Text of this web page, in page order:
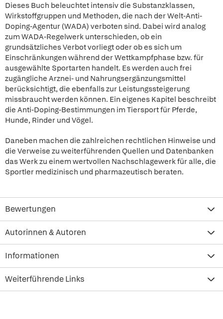
Dieses Buch beleuchtet intensiv die Substanzklassen,
Wirkstoffgruppen und Methoden, die nach der Welt-Anti-
Doping-Agentur (WADA) verboten sind. Dabei wird analog
zum WADA-Regelwerk unterschieden, ob ein
grundsätzliches Verbot vorliegt oder ob es sich um
Einschränkungen während der Wettkampfphase bzw. für
ausgewählte Sportarten handelt. Es werden auch frei
zugängliche Arznei- und Nahrungsergänzungsmittel
berücksichtigt, die ebenfalls zur Leistungssteigerung
missbraucht werden können. Ein eigenes Kapitel beschreibt
die Anti-Doping-Bestimmungen im Tiersport für Pferde,
Hunde, Rinder und Vögel.
Daneben machen die zahlreichen rechtlichen Hinweise und
die Verweise zu weiterführenden Quellen und Datenbanken
das Werk zu einem wertvollen Nachschlagewerk für alle, die
Sportler medizinisch und pharmazeutisch beraten.
Bewertungen
Autorinnen & Autoren
Informationen
Weiterführende Links